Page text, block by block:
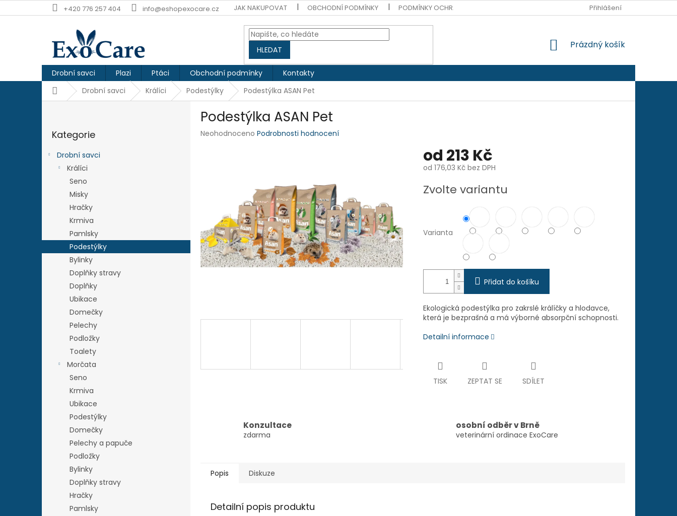
na
+420 776 257 404 info@eshopexocare.cz JAK NAKUPOVAT OBCHODNÍ PODMÍNKY PODMÍNKY OCHRANY OSOBNÍCH ÚDAJŮ Přihlášení
HLEDAT
NÁKUPNÍ
Prázdný košík
Drobní savci Plazi Ptáci Obchodní podmínky
Kontakty
DomůDrobní savci Králíci Podestýlky Podestýlka ASAN Pet
e
l
kategorie
Kategorie
Drobní savci
Králíci
Seno
Misky
Hračky
Krmiva
Pamlsky
Podestýlky
Bylinky
Doplňky stravy
Doplňky
Ubikace
Domečky
Pelechy
Podložky
Toalety
Morčata
Seno
Krmiva
Ubikace
Podestýlky
Domečky
Pelechy a papuče
Podložky
Bylinky
Doplňky stravy
Hračky
Pamlsky
Podestýlka ASAN Pet
Průměrné
Neohodnoceno Podrobnosti hodnocení
od 213 Kč
od 176,03 Kčbez DPH
cena:
Zvolte variantu
Varianta
Přidat do košíku
Ekologická podestýlka pro zakrslé králíčky a hlodavce,
která je bezprašná a má výborné absorpční schopnosti.
Detailní informace
TISK ZEPTAT SE SDÍLET
Konzultace
zdarma
osobní odběr v Brně
veterinární ordinace ExoCare
Popis Diskuze
Detailní popis produktu